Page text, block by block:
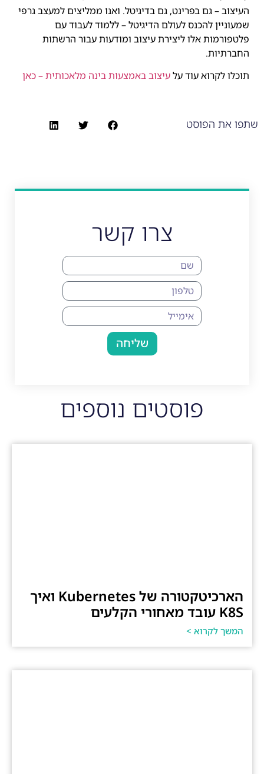
העיצוב – גם בפרינט, גם בדיגיטל. ואנו ממליצים למעצב גרפי
שמעוניין להכנס לעולם הדיגיטל – ללמוד לעבוד עם
פלטפורמות אלו ליצירת עיצוב ומודעות עבור הרשתות
החברתיות.
תוכלו לקרוא עוד עלעיצוב באמצעות בינה מלאכותית – כאן
שתפו את הפוסט
צרו קשר
שליחה
פוסטים נוספים
הארכיטקטורה של Kubernetes ואיך
K8S עובד מאחורי הקלעים
המשך לקרוא >